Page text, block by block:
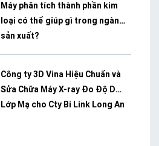
Máy phân tích thành phần kim
loại có thể giúp gì trong ngành
sản xuất?
Công ty 3D Vina Hiệu Chuẩn và
Sửa Chữa Máy X-ray Đo Độ Dày
Lớp Mạ cho Cty Bi Link Long An